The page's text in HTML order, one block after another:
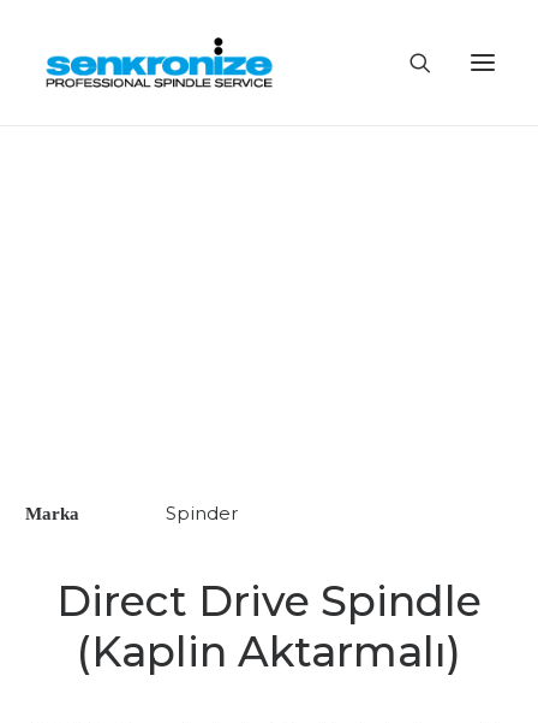
Direct Drive Spindle (Kaplin Aktarmalı)
Marka Spinder
Direct Drive Spindle
(Kaplin Aktarmalı)